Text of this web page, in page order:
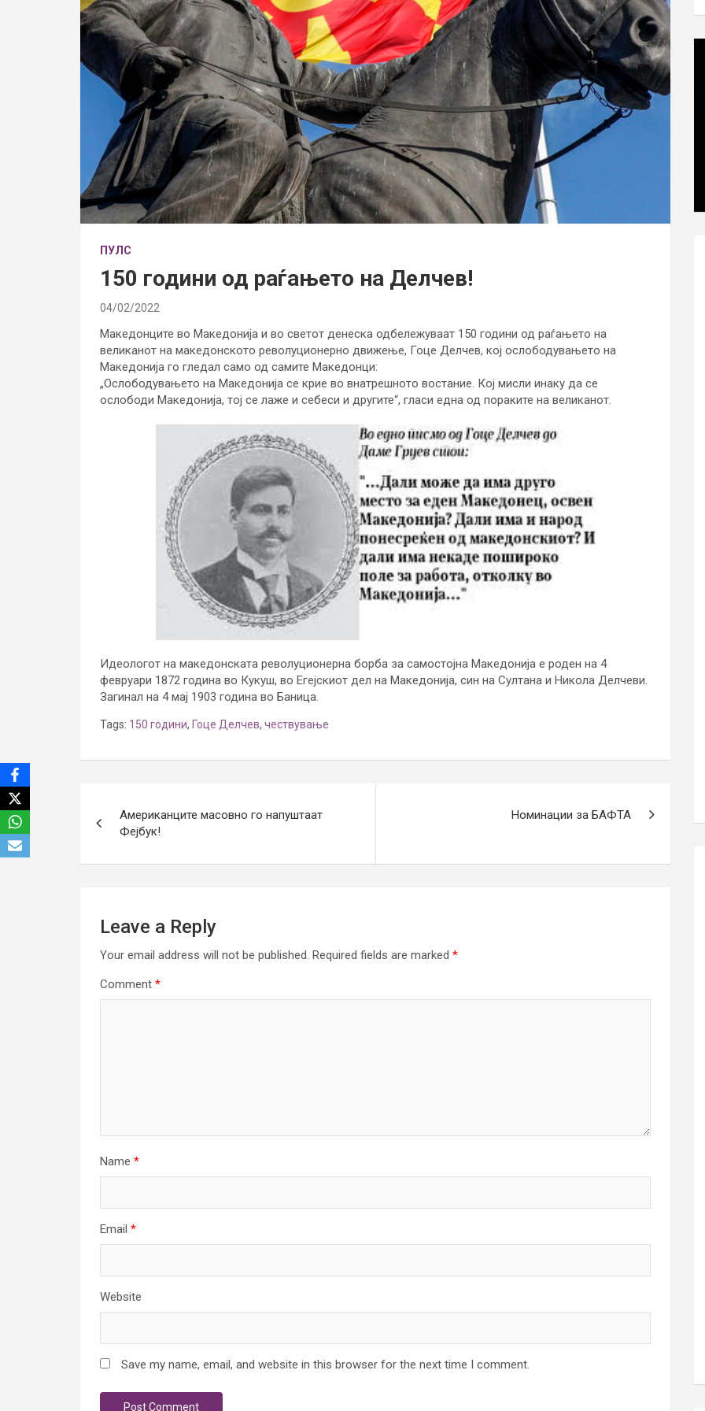
ПУЛС
150 години од раѓањето на Делчев!
04/02/2022
Македонците во Македонија и во светот денеска одбележуваат 150 години од раѓањето на
великанот на македонското револуционерно движење, Гоце Делчев, кој ослободувањето на
Македонија го гледал само од самите Македонци:
„Ослободувањето на Македонија се крие во внатрешното востание. Кој мисли инаку да се
ослободи Македонија, тој се лаже и себеси и другите“, гласи една од пораките на великанот.
Идеологот на македонската револуционерна борба за самостојна Македонија е роден на 4
февруари 1872 година во Кукуш, во Егејскиот дел на Македонија, син на Султана и Никола Делчеви.
Загинал на 4 мај 1903 година во Баница.
Tags: 150 години, Гоце Делчев, чествување
navigation
Американците масовно го напуштаат
Фејбук!
Номинации за БАФТА
Leave a Reply
Your email address will not be published. Required fields are marked *
Comment *
Name *
Email *
Website
Save my name, email, and website in this browser for the next time I comment.